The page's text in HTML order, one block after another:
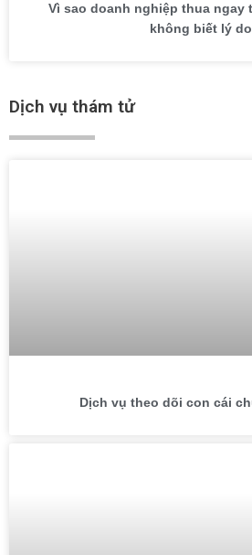
Vì sao doanh nghiệp thua ngay
không biết lý
Dịch vụ thám tử
Dịch vụ theo dõi con cái